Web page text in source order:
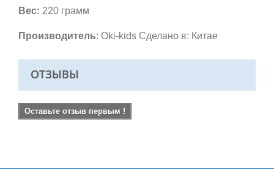
Вес: 220 грамм
Производитель: Oki-kids Сделано в: Китае
ОТЗЫВЫ
Оставьте отзыв первым !